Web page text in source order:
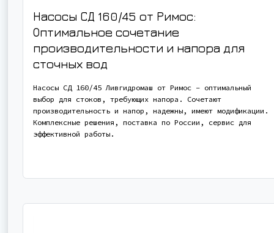
Насосы СД 160/45 от Римос:
Оптимальное сочетание
производительности и напора для
сточных вод
Насосы СД 160/45 Ливгидромаш от Римос – оптимальный
выбор для стоков, требующих напора. Сочетают
производительность и напор, надежны, имеют модификации.
Комплексные решения, поставка по России, сервис для
эффективной работы.